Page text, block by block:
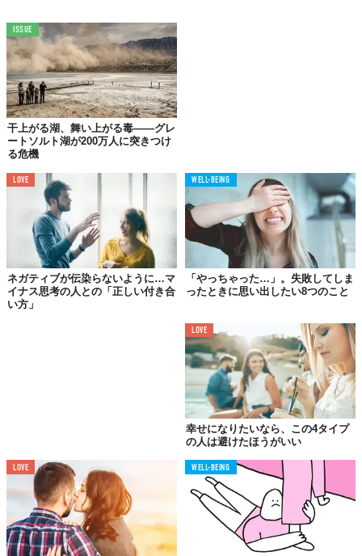
02.
ネガティブなことを
全部書き出す
不安や恐れ、疑いの念などで頭がいっぱいになってしまうことっ
てありますよね。そういうときは、
て、それらすべてを紙に書き出してみるといいでしょう。
そうすると、頭のなかがスッキリして、ポジティブに考える余裕
が生まれてくるものです。
03.
ネガティブな思考に
そっと別れを告げる
ISSUE
干上がる湖、舞い上がる毒——グレ
ートソルト湖が200万人に突きつけ
る危機
LOVE
ネガティブが伝染らないように…マ
イナス思考の人との「正しい付き合
い方」
WELL-BEING
「やっちゃった…」。失敗してしま
ったときに思い出したい8つのこと
LOVE
幸せになりたいなら、この4タイプ
の人は避けたほうがいい
LOVE WELL-BEING